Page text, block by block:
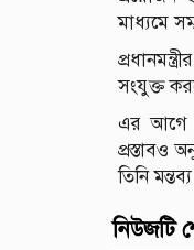
মাধ্যমে
সংযুক্ত
এর আগে
প্রস্তাবও
তিনি
নিউজটি